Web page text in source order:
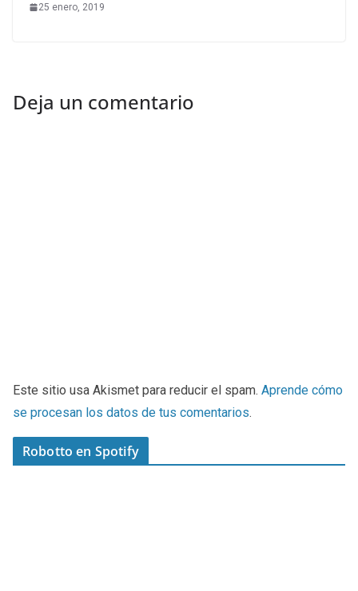
25 enero, 2019
Deja un comentario
Este sitio usa Akismet para reducir el spam. Aprende cómo
se procesan los datos de tus comentarios.
Robotto en Spotify